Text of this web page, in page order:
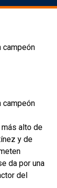
campeón
campeón
alto de
y de
da por una
del